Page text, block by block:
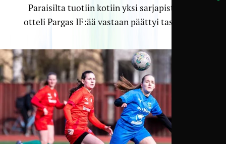
Paraisilta tuotiin kotiin yksi sarjapiste, kun
otteli Pargas IF:ää vastaan päättyi tasan 2–2.